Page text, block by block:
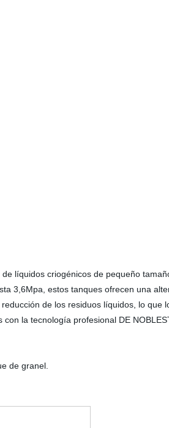
líquidos criogénicos de pequeño
3,6Mpa, estos tanques ofrecen una
de los residuos líquidos, lo que
la tecnología profesional DE
de granel.